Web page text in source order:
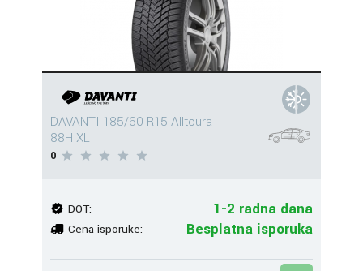
DAVANTI 185/60 R15 Alltoura
88H XL
0
DOT: 1-2 radna dana
Cena isporuke: Besplatna isporuka